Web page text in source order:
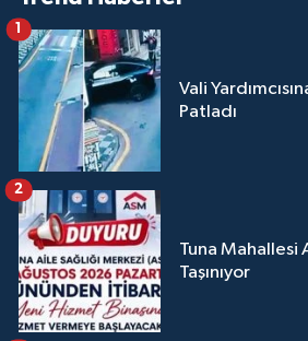
Vali
Patladı
1
Tuna Mahallesi
Taşınıyor
2